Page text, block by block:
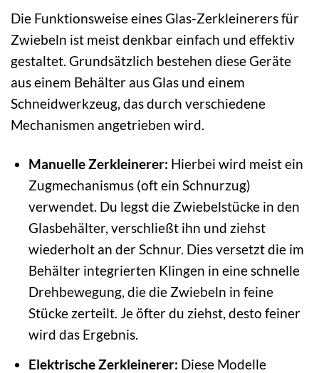
Die Funktionsweise eines Glas-Zerkleinerers für
Zwiebeln ist meist denkbar einfach und effektiv
gestaltet. Grundsätzlich bestehen diese Geräte
aus einem Behälter aus Glas und einem
Schneidwerkzeug, das durch verschiedene
Mechanismen angetrieben wird.
Manuelle Zerkleinerer: Hierbei wird meist ein
Zugmechanismus (oft ein Schnurzug)
verwendet. Du legst die Zwiebelstücke in den
Glasbehälter, verschließt ihn und ziehst
wiederholt an der Schnur. Dies versetzt die im
Behälter integrierten Klingen in eine schnelle
Drehbewegung, die die Zwiebeln in feine
Stücke zerteilt. Je öfter du ziehst, desto feiner
wird das Ergebnis.
Elektrische Zerkleinerer: Diese Modelle